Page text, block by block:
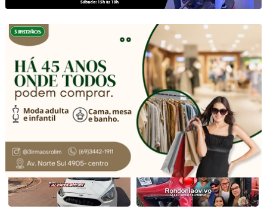
Mais Notícias da Categoria: TRÂNSITO